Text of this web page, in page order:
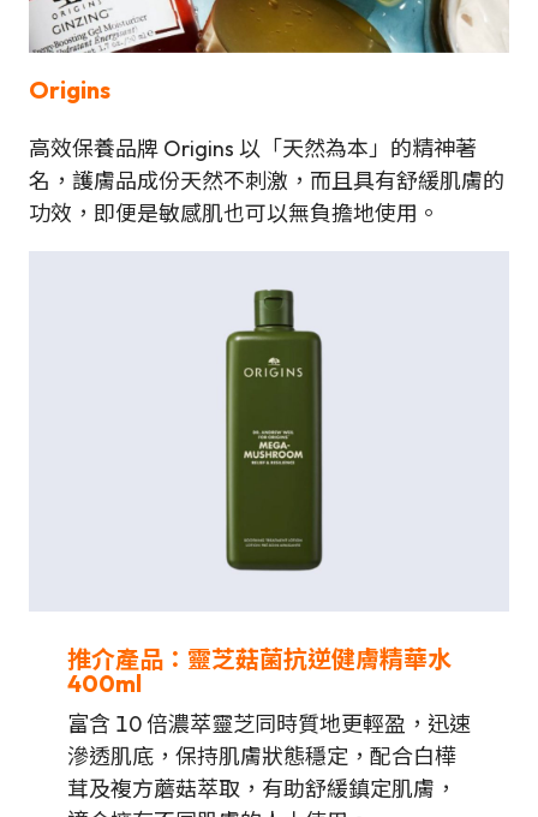
Origins
高效保養品牌 Origins 以「天然為本」的精神著
名，護膚品成份天然不刺激，而且具有舒緩肌膚的
功效，即便是敏感肌也可以無負擔地使用。
推介產品：靈芝菇菌抗逆健膚精華水
400ml
富含 10 倍濃萃靈芝同時質地更輕盈，迅速
滲透肌底，保持肌膚狀態穩定，配合白樺
茸及複方蘑菇萃取，有助舒緩鎮定肌膚，